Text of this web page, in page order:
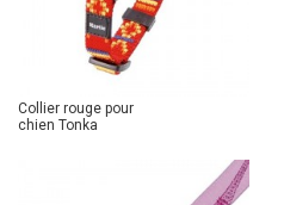
Collier rouge pour
chien Tonka